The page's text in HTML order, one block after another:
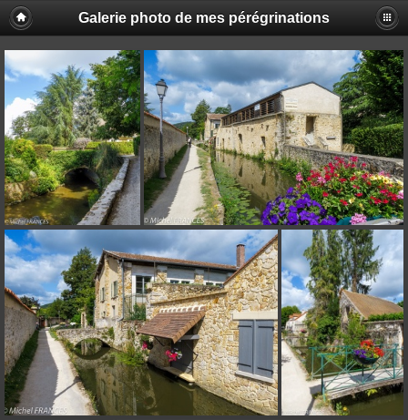
Galerie photo de mes pérégrinations